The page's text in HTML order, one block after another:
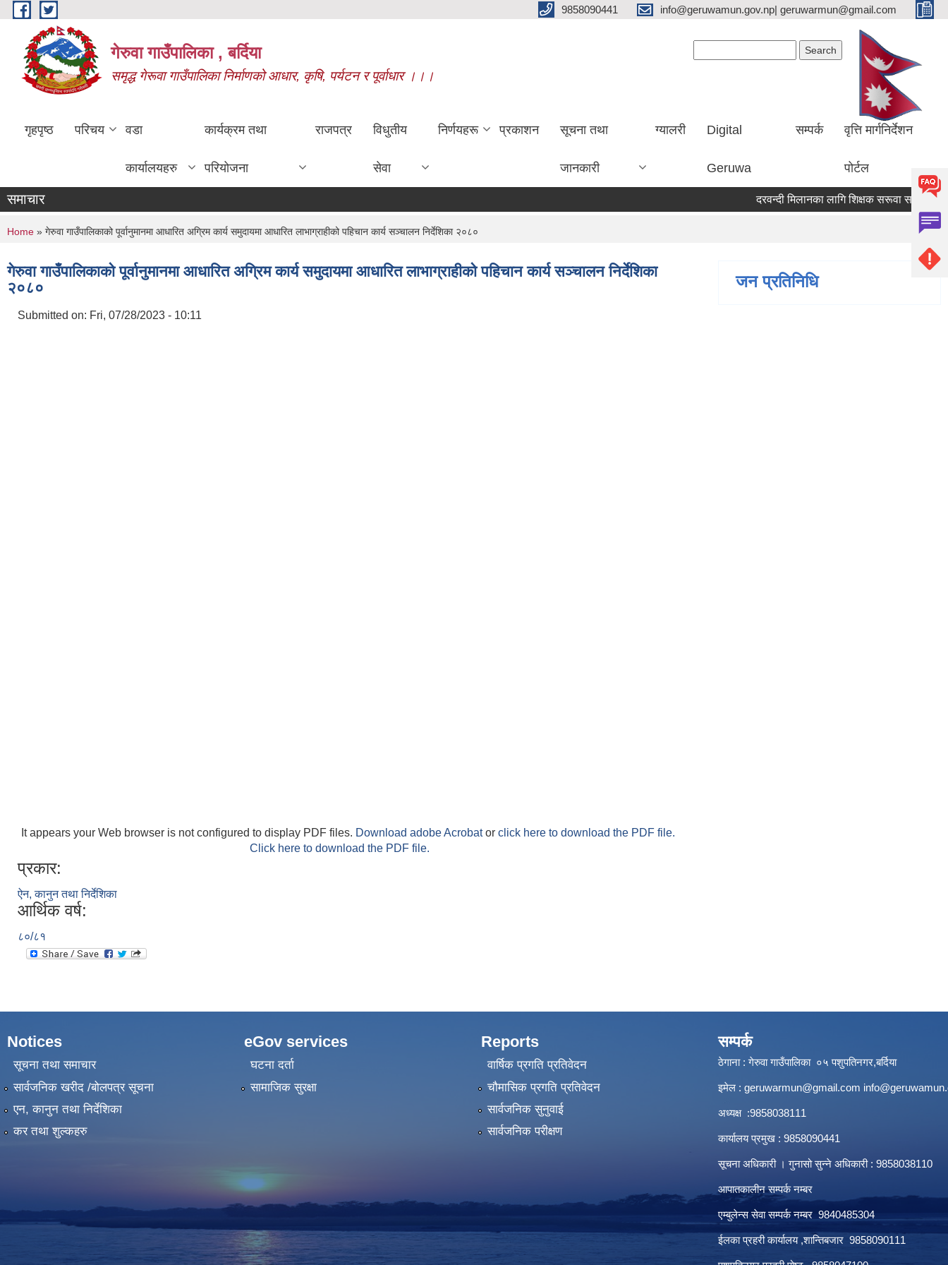
Skip to main content 9858090441 info@geruwamun.gov.np| geruwarmun@gmail.com
गेरुवा गाउँपालिका , बर्दिया
समृद्ध गेरूवा गाउँपालिका निर्माणको आधार, कृषि, पर्यटन र पूर्वाधार ।।।
गृहपृष्ठ परिचय वडा
कार्यालयहरु
कार्यक्रम तथा
परियोजना
राजपत्र विधुतीय
सेवा
निर्णयहरू प्रकाशन सूचना तथा
जानकारी
ग्यालरी Digital
Geruwa
सम्पर्क वृत्ति मार्गनिर्देशन
पोर्टल
समाचार दरवन्दी मिलानका लागि शिक्षक सरूवा सम्बन्धि सूचना
You are here
Home » गेरुवा गाउँपालिकाको पूर्वानुमानमा आधारित अग्रिम कार्य समुदायमा आधारित लाभाग्राहीको पहिचान कार्य सञ्चालन निर्देशिका २०८०
गेरुवा गाउँपालिकाको पूर्वानुमानमा आधारित अग्रिम कार्य समुदायमा आधारित लाभाग्राहीको पहिचान कार्य सञ्चालन निर्देशिका
२०८०
Submitted on: Fri, 07/28/2023 - 10:11
It appears your Web browser is not configured to display PDF files. Download adobe Acrobator click here to download the PDF file.
Click here to download the PDF file.
प्रकार:
ऐन, कानुन तथा निर्देशिका
आर्थिक वर्ष:
८०/८१
जन प्रतिनिधि
Notices
सूचना तथा समाचार
सार्वजनिक खरीद /बोलपत्र सूचना
एन, कानुन तथा निर्देशिका
कर तथा शुल्कहरु
eGov services
घटना दर्ता
सामाजिक सुरक्षा
Reports
वार्षिक प्रगति प्रतिवेदन
चौमासिक प्रगति प्रतिवेदन
सार्वजनिक सुनुवाई
सार्वजनिक परीक्षण
सम्पर्क
ठेगाना : गेरुवा गाउँपालिका ०५ पशुपतिनगर,बर्दिया
इमेल : geruwarmun@gmail.com
अध्यक्ष :9858038111
कार्यालय प्रमुख : 9858090441
सूचना अधिकारी । गुनासो सुन्ने अधिकारी : 9858038110
आपातकालीन सम्पर्क नम्बर
एम्बुलेन्स सेवा सम्पर्क नम्बर 9840485304
ईलका प्रहरी कार्यालय ,शान्तिबजार 9858090111